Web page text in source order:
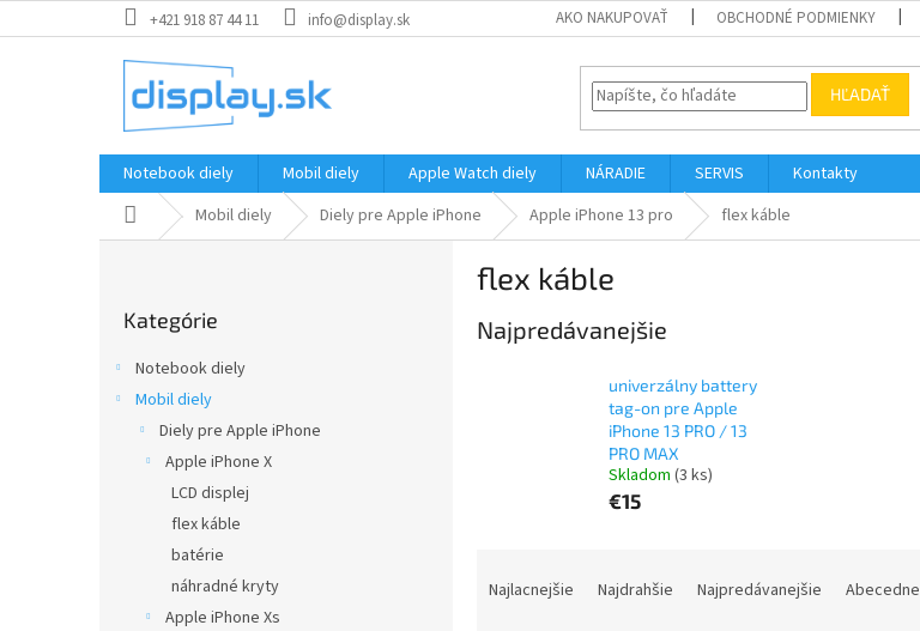
na
+421 918 87 44 11 info@display.sk AKO NAKUPOVAŤ OBCHODNÉ PODMIENKY
HĽADAŤ
Notebook diely Mobil diely Apple Watch diely NÁRADIE SERVIS
Kontakty
DomovMobil diely Diely pre Apple iPhone Apple iPhone 13 pro flex káble
kategórie
Kategórie
Notebook diely
Mobil diely
Diely pre Apple iPhone
Apple iPhone X
LCD displej
flex káble
batérie
náhradné kryty
Apple iPhone Xs
flex káble
Najpredávanejšie
univerzálny battery
tag-on pre Apple
iPhone 13 PRO / 13
PRO MAX
Skladom (3 ks)
€15
Najlacnejšie Najdrahšie Najpredávanejšie Abecedne